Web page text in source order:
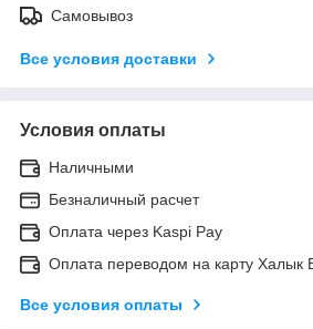
Самовывоз
Все условия доставки
Условия оплаты
Наличными
Безналичный расчет
Оплата через Kaspi Pay
Оплата переводом на карту Халык
Все условия оплаты